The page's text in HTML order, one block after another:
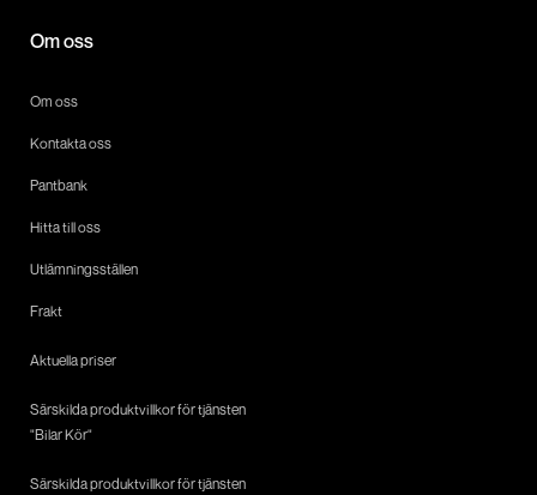
Om oss
Om oss
Kontakta oss
Pantbank
Hitta till oss
Utlämningsställen
Frakt
Aktuella priser
Särskilda produktvillkor för tjänsten
"Bilar Kör"
Särskilda produktvillkor för tjänsten